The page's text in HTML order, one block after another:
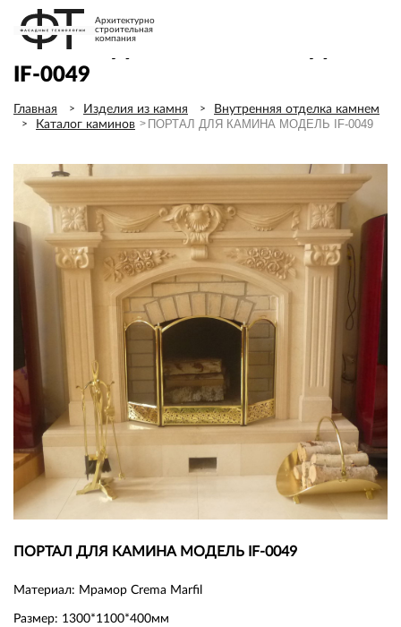
Архитектурно
строительная
компания
ПОРТАЛ ДЛЯ КАМИНА МОДЕЛЬ
IF-0049
Главная Изделия из камня
Внутренняя отделка камнем
Каталог каминов
ПОРТАЛ ДЛЯ КАМИНА МОДЕЛЬ IF-0049
ПОРТАЛ ДЛЯ КАМИНА МОДЕЛЬ IF-0049
Материал: Мрамор Crema Marfil
Размер: 1300*1100*400мм